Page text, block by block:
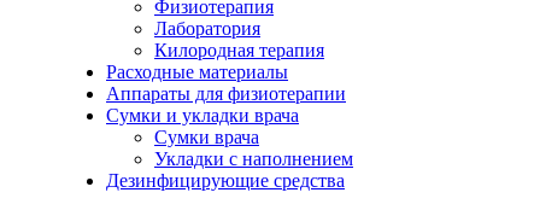
Физиотерапия
Лаборатория
Килородная терапия
Расходные материалы
Аппараты для физиотерапии
Сумки и укладки врача
Сумки врача
Укладки с наполнением
Дезинфицирующие средства